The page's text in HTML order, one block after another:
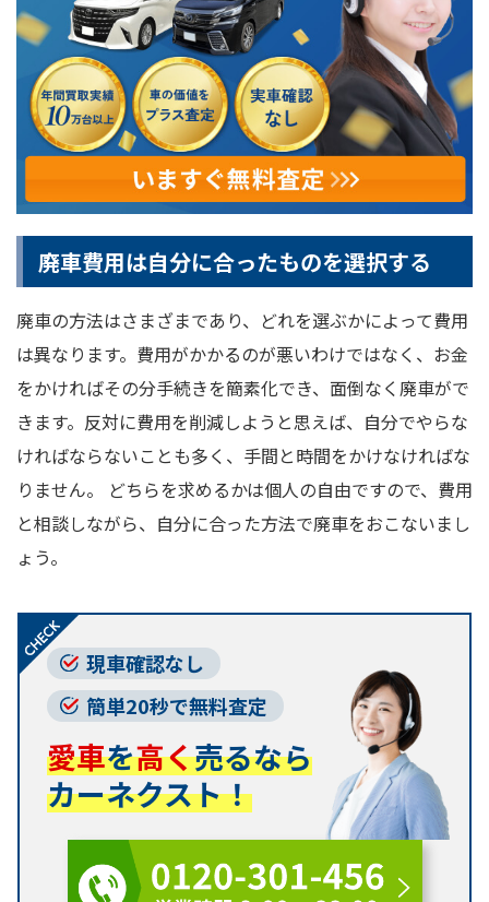
廃車費用は自分に合ったものを選択する
廃車の方法はさまざまであり、どれを選ぶかによって費用
は異なります。費用がかかるのが悪いわけではなく、お金
をかければその分手続きを簡素化でき、面倒なく廃車がで
きます。反対に費用を削減しようと思えば、自分でやらな
ければならないことも多く、手間と時間をかけなければな
りません。 どちらを求めるかは個人の自由ですので、費用
と相談しながら、自分に合った方法で廃車をおこないまし
ょう。
現車確認なし
簡単20秒で無料査定
愛車を高く売るなら
カーネクスト！